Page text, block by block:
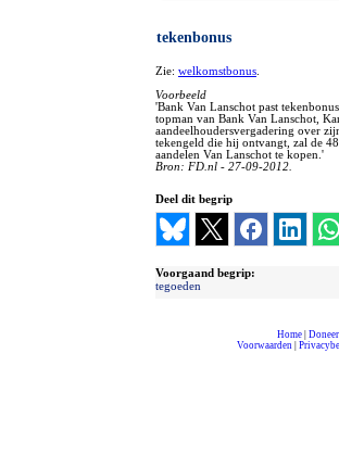
tekenbonus
Zie: welkomstbonus
Voorbeeld
'Bank Van Lanschot past
topman van Bank Van Lanschot,
aandeelhoudersvergadering over
tekengeld die hij ontvangt, zal de
aandelen Van Lanschot te kopen.'
Bron: FD.nl - 27-09-2012.
Deel dit begrip
Voorgaand begrip:
tegoeden
Home| Doneer|
Voorwaarden|